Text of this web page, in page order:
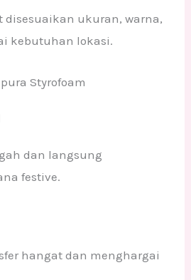
disesuaikan ukuran, warna,
kebutuhan lokasi.
Styrofoam
dan langsung
festive.
hangat dan menghargai